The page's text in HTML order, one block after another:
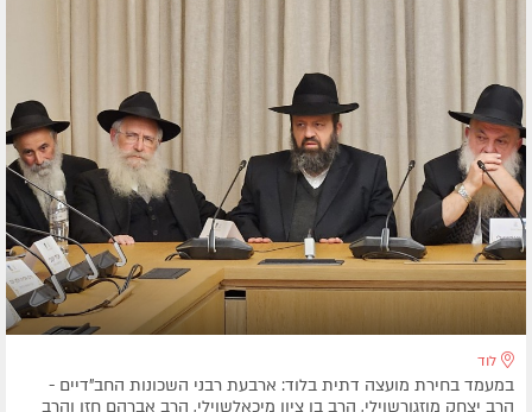
לוד
במעמד בחירת מועצה דתית בלוד: ארבעת רבני השכונות החב"דיים -
הרב יצחק מוזגורשוילי, הרב בן ציון מיכאלשוילי, הרב אברהם חזן והרב